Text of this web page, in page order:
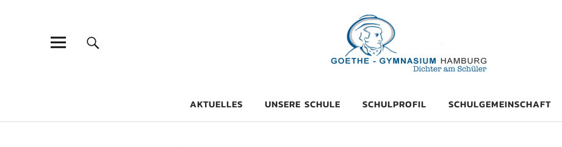
Goethe-Gymnasium Hamburg
AKTUELLES UNSERE SCHULE SCHULPROFIL SCHULGEMEINSCHAFT